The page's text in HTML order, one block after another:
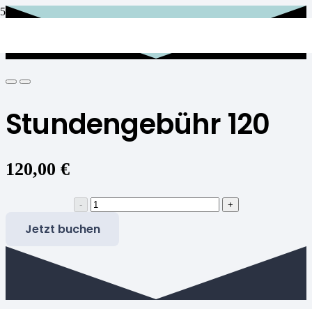
Stundengebühr 120
120,00 €
Stundengebühr
120
Menge
Jetzt buchen